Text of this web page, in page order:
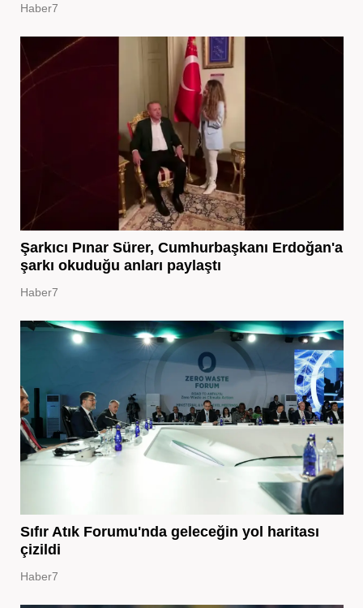
Haber7
Şarkıcı Pınar Sürer, Cumhurbaşkanı Erdoğan'a
şarkı okuduğu anları paylaştı
Haber7
Sıfır Atık Forumu'nda geleceğin yol haritası
çizildi
Haber7